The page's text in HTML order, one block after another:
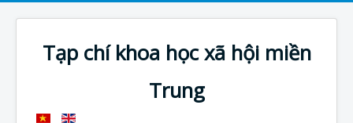
Tạp chí khoa học xã hội miền
Trung